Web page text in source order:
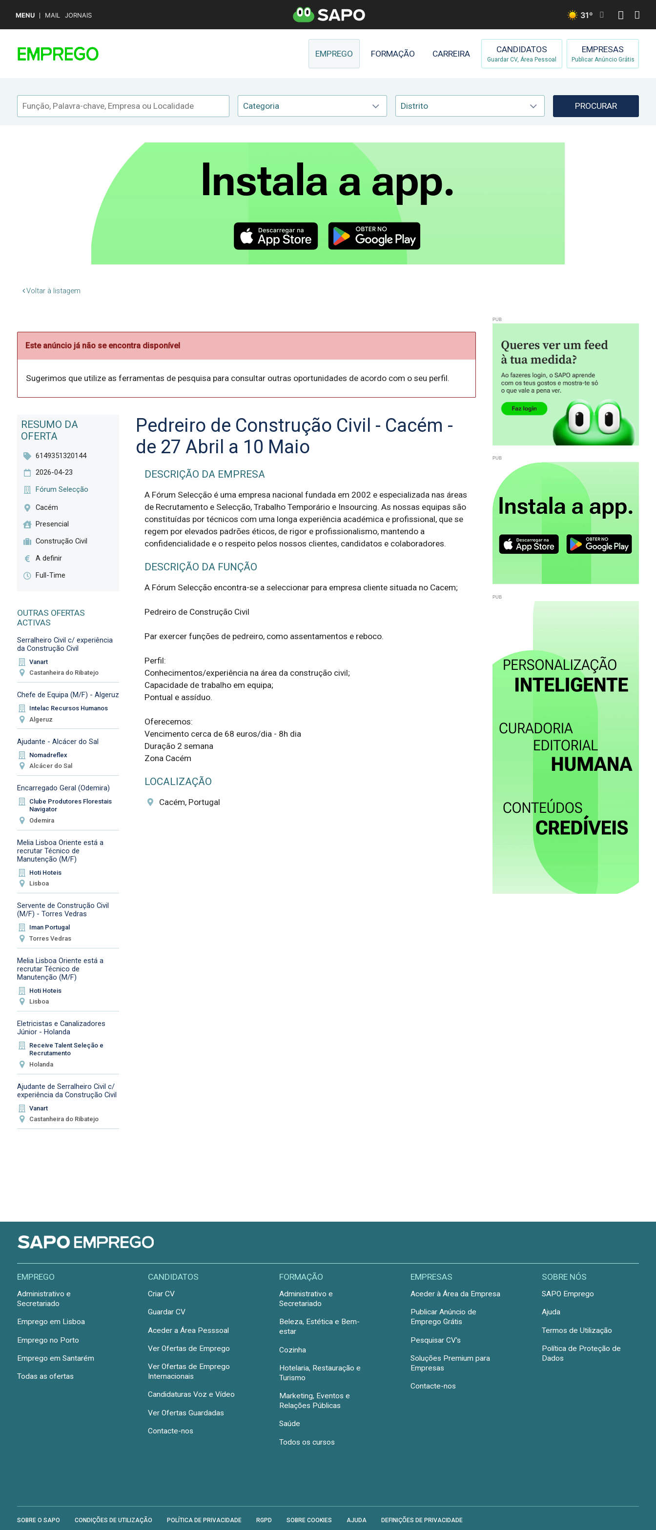
MENU MAIL JORNAIS 31º
EMPREGO FORMAÇÃO CARREIRA CANDIDATOS
Guardar CV, Área Pessoal
EMPRESAS
Publicar Anúncio Grátis
Categoria Distrito PROCURAR
Voltar à listagem
Este anúncio já não se encontra disponível
Sugerimos que utilize as ferramentas de pesquisa para consultar outras oportunidades de acordo com o seu perfil.
RESUMO DA
OFERTA
6149351320144
2026-04-23
Fórum Selecção
Cacém
Presencial
Construção Civil
A definir
Full-Time
OUTRAS OFERTAS
ACTIVAS
Serralheiro Civil c/ experiência
da Construção Civil
Vanart
Castanheira do Ribatejo
Chefe de Equipa (M/F) - Algeruz
Intelac Recursos Humanos
Algeruz
Ajudante - Alcácer do Sal
Nomadreflex
Alcácer do Sal
Encarregado Geral (Odemira)
Clube Produtores Florestais
Navigator
Odemira
Melia Lisboa Oriente está a
recrutar Técnico de
Manutenção (M/F)
Hoti Hoteis
Lisboa
Servente de Construção Civil
(M/F) - Torres Vedras
Iman Portugal
Torres Vedras
Melia Lisboa Oriente está a
recrutar Técnico de
Manutenção (M/F)
Hoti Hoteis
Lisboa
Eletricistas e Canalizadores
Júnior - Holanda
Receive Talent Seleção e
Recrutamento
Holanda
Ajudante de Serralheiro Civil c/
experiência da Construção Civil
Vanart
Castanheira do Ribatejo
Pedreiro de Construção Civil - Cacém -
de 27 Abril a 10 Maio
DESCRIÇÃO DA EMPRESA
A Fórum Selecção é uma empresa nacional fundada em 2002 e especializada nas áreas
de Recrutamento e Selecção, Trabalho Temporário e Insourcing. As nossas equipas são
constituídas por técnicos com uma longa experiência académica e profissional, que se
regem por elevados padrões éticos, de rigor e profissionalismo, mantendo a
confidencialidade e o respeito pelos nossos clientes, candidatos e colaboradores.
DESCRIÇÃO DA FUNÇÃO
A Fórum Selecção encontra-se a seleccionar para empresa cliente situada no Cacem;
Pedreiro de Construção Civil
Par exercer funções de pedreiro, como assentamentos e reboco.
Perfil:
Conhecimentos/experiência na área da construção civil;
Capacidade de trabalho em equipa;
Pontual e assíduo.
Oferecemos:
Vencimento cerca de 68 euros/dia - 8h dia
Duração 2 semana
Zona Cacém
LOCALIZAÇÃO
Cacém, Portugal
EMPREGO
Administrativo e
Secretariado
Emprego em Lisboa
Emprego no Porto
Emprego em Santarém
Todas as ofertas
CANDIDATOS
Criar CV
Guardar CV
Aceder a Área Pesssoal
Ver Ofertas de Emprego
Ver Ofertas de Emprego
Internacionais
Candidaturas Voz e Vídeo
Ver Ofertas Guardadas
Contacte-nos
FORMAÇÃO
Administrativo e
Secretariado
Beleza, Estética e Bem-
estar
Cozinha
Hotelaria, Restauração e
Turismo
Marketing, Eventos e
Relações Públicas
Saúde
Todos os cursos
EMPRESAS
Aceder à Área da Empresa
Publicar Anúncio de
Emprego Grátis
Pesquisar CV's
Soluções Premium para
Empresas
Contacte-nos
SOBRE NÓS
SAPO Emprego
Ajuda
Termos de Utilização
Política de Proteção de
Dados
SOBRE O SAPO CONDIÇÕES DE UTILIZAÇÃO POLÍTICA DE PRIVACIDADE RGPD SOBRE COOKIES AJUDA DEFINIÇÕES DE PRIVACIDADE